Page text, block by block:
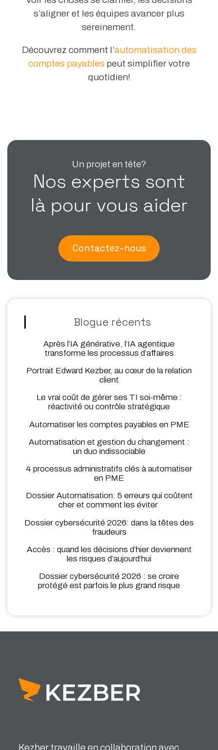
s’aligner et les équipes avancer plus
sereinement.
Découvrez comment l’automatisation des
comptes payables peut simplifier votre
quotidien!
Un projet en tête?
Nos experts sont
là pour vous aider
Contactez-nous
Blogue récents
Après l’IA générative, l’IA agentique
transforme les processus d’affaires
Portrait Edward Kezber, au cœur de la relation
client
Le vrai coût de gérer ses TI soi-même :
réactivité ou contrôle stratégique
Automatiser les comptes payables en PME
Automatisation et gestion du changement :
un duo indissociable
4 processus administratifs clés à automatiser
en PME
Dossier Automatisation: 5 erreurs qui coûtent
cher et comment les éviter
Dossier cybersécurité 2026: dans la têtes des
fraudeurs
Accès : quand les décisions d’hier deviennent
les risques d’aujourd’hui
Dossier cybersécurité 2026 : se croire
protégé est parfois le plus grand risque
Kezber travaille en collaboration avec